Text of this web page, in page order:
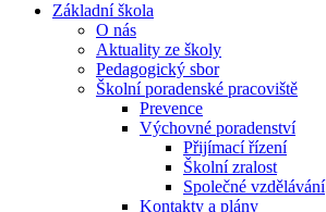
Základní škola
O nás
Aktuality ze školy
Pedagogický sbor
Školní poradenské pracoviště
Prevence
Výchovné poradenství
Přijímací řízení
Školní zralost
Společné vzdělávání
Kontakty a plány